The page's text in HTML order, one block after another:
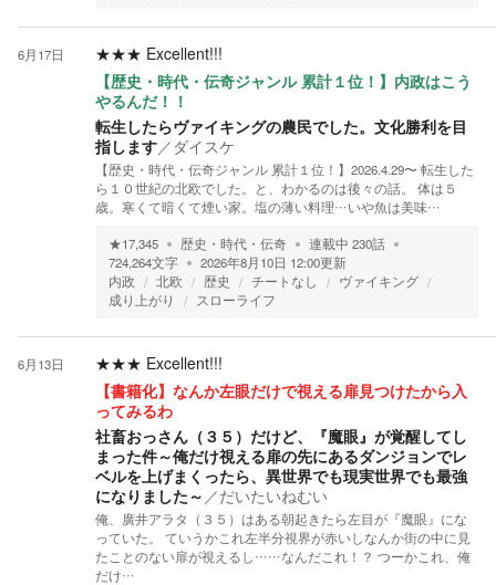
6月17日 ★★★ Excellent!!!
【歴史・時代・伝奇ジャンル 累計１位！】内政はこう
やるんだ！！
転生したらヴァイキングの農民でした。文化勝利を目
指します／ ダイスケ
【歴史・時代・伝奇ジャンル 累計１位！】2026.4.29〜 転生した
ら１０世紀の北欧でした。と、わかるのは後々の話。 体は５
歳。寒くて暗くて煙い家。塩の薄い料理…いや魚は美味…
★17,345 歴史・時代・伝奇 連載中 230話
724,264文字 2026年8月10日 12:00更新
内政
北欧 歴史 チートなし
ヴァイキング
成り上がり
スローライフ
6月13日 ★★★ Excellent!!!
【書籍化】なんか左眼だけで視える扉見つけたから入
ってみるわ
社畜おっさん（３５）だけど、『魔眼』が覚醒してし
まった件～俺だけ視える扉の先にあるダンジョンでレ
ベルを上げまくったら、異世界でも現実世界でも最強
になりました～ ／だいたいねむい
俺、廣井アラタ（３５）はある朝起きたら左目が『魔眼』にな
っていた。 ていうかこれ左半分視界が赤いしなんか街の中に見
たことのない扉が視えるし……なんだこれ！？ つーかこれ、俺
だけ…